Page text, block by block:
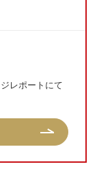
レポートにて